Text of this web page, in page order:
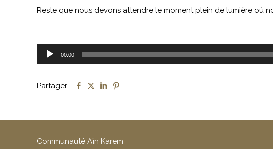
Reste que nous devons attendre le moment plein de lumière où
Lecteur
audio
00:00
Partager
Communauté Aïn Karem